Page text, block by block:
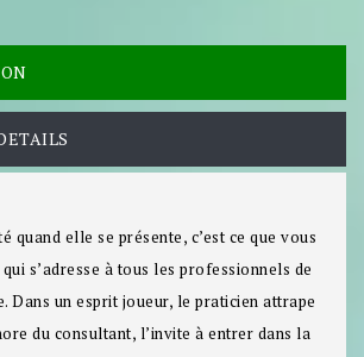
quand elle se présente, c’est ce que vous
s’adresse à tous les professionnels de
Dans un esprit joueur, le praticien attrape
du consultant, l’invite à entrer dans la